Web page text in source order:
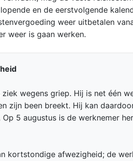
en de eerstvolgende
weer uitbetalen
weer is gaan werken.
wegens griep. Hij is net één
zijn been breekt. Hij kan
5 augustus is de werknemer
kortstondige afwezigheid; de